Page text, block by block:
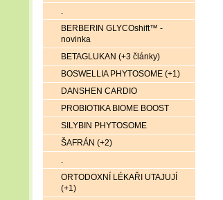
.
BERBERIN GLYCOshift™ -
novinka
BETAGLUKAN (+3 články)
BOSWELLIA PHYTOSOME (+1)
DANSHEN CARDIO
PROBIOTIKA BIOME BOOST
SILYBIN PHYTOSOME
ŠAFRÁN (+2)
.
ORTODOXNÍ LÉKAŘI UTAJUJÍ
(+1)